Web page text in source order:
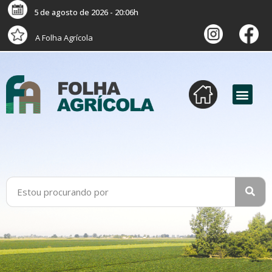
5 de agosto de 2026 - 20:06h
A Folha Agrícola